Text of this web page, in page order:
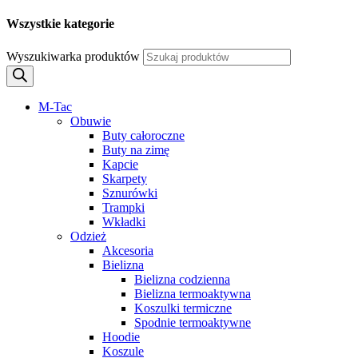
Wszystkie kategorie
Wyszukiwarka produktów
M-Tac
Obuwie
Buty całoroczne
Buty na zimę
Kapcie
Skarpety
Sznurówki
Trampki
Wkładki
Odzież
Akcesoria
Bielizna
Bielizna codzienna
Bielizna termoaktywna
Koszulki termiczne
Spodnie termoaktywne
Hoodie
Koszule